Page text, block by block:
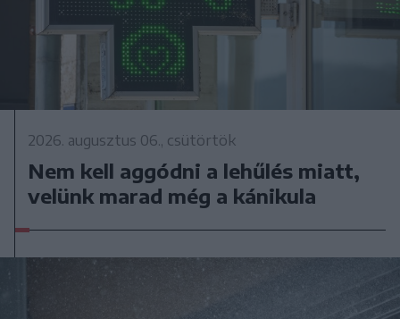
2026. augusztus 06., csütörtök
Nem kell aggódni a lehűlés miatt,
velünk marad még a kánikula